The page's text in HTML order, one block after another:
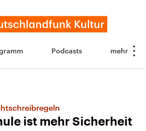
Podcasts
ist mehr Sicherheit